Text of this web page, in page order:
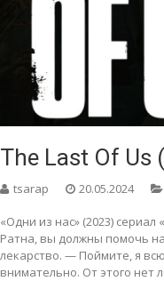
The Last Of Us
tsarap 20.05.2024
«Одни из нас» (2023)
Ратна, вы должны помочь
лекарство. — Поймите, я
внимательно. От этого нет